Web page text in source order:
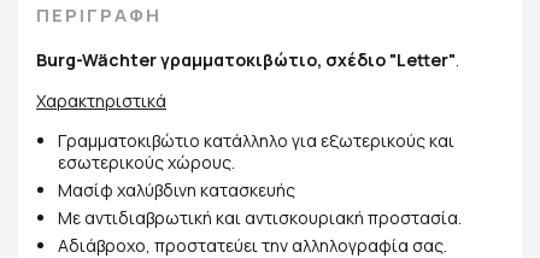
ΠΕΡΙΓΡΑΦΗ
Burg-Wächter γραμματοκιβώτιο, σχέδιο "Letter".
Χαρακτηριστικά
Γραμματοκιβώτιο κατάλληλο για εξωτερικούς και
εσωτερικούς χώρους.
Μασίφ χαλύβδινη κατασκευής
Με αντιδιαβρωτική και αντισκουριακή προστασία.
Αδιάβροχο, προστατεύει την αλληλογραφία σας.